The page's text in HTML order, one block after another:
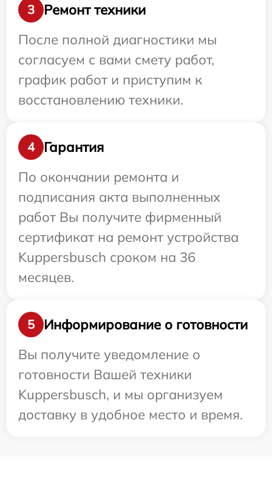
3
Ремонт техники
После полной диагностики мы
согласуем с вами смету работ,
график работ и приступим к
восстановлению техники.
4
Гарантия
По окончании ремонта и
подписания акта выполненных
работ Вы получите фирменный
сертификат на ремонт устройства
Kuppersbusch сроком на 36
месяцев.
5
Информирование о готовности
Вы получите уведомление о
готовности Вашей техники
Kuppersbusch, и мы организуем
доставку в удобное место и время.